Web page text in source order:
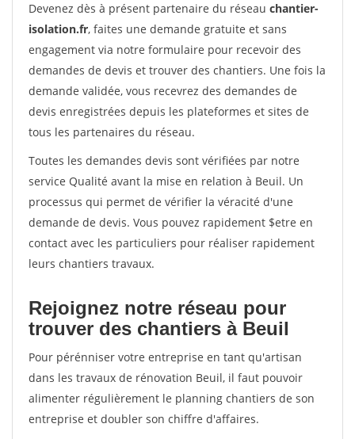
Devenez dès à présent partenaire du réseau chantier-
isolation.fr, faites une demande gratuite et sans
engagement via notre formulaire pour recevoir des
demandes de devis et trouver des chantiers. Une fois la
demande validée, vous recevrez des demandes de
devis enregistrées depuis les plateformes et sites de
tous les partenaires du réseau.
Toutes les demandes devis sont vérifiées par notre
service Qualité avant la mise en relation à Beuil. Un
processus qui permet de vérifier la véracité d'une
demande de devis. Vous pouvez rapidement $etre en
contact avec les particuliers pour réaliser rapidement
leurs chantiers travaux.
Rejoignez notre réseau pour
trouver des chantiers à Beuil
Pour pérénniser votre entreprise en tant qu'artisan
dans les travaux de rénovation Beuil, il faut pouvoir
alimenter régulièrement le planning chantiers de son
entreprise et doubler son chiffre d'affaires.